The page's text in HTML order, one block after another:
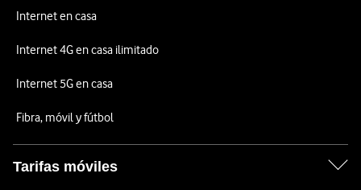
Internet en casa
Internet 4G en casa ilimitado
Internet 5G en casa
Fibra, móvil y fútbol
Tarifas móviles